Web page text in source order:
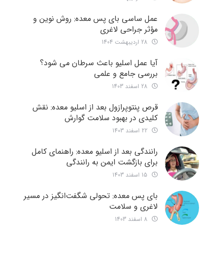
عمل ساسی بای پس معده: روش نوین و
مؤثر جراحی لاغری
آیا عمل اسلیو باعث سرطان می شود؟
بررسی جامع و علمی
قرص پنتوپرازول بعد از اسلیو معده: نقش
کلیدی در بهبود سلامت گوارش
رانندگی بعد از اسلیو معده: راهنمای کامل
برای بازگشت ایمن به رانندگی
بای پس معده: تحولی شگفت‌انگیز در مسیر
لاغری و سلامت